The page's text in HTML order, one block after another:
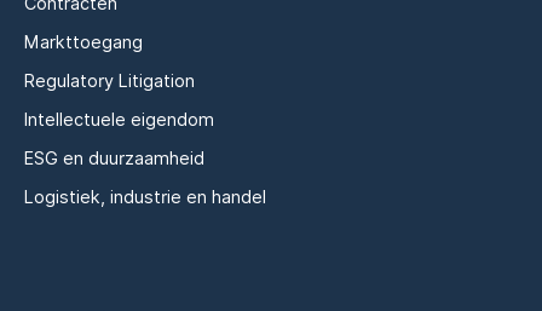
Markttoegang
Regulatory Litigation
Intellectuele eigendom
ESG en duurzaamheid
Logistiek, industrie en handel